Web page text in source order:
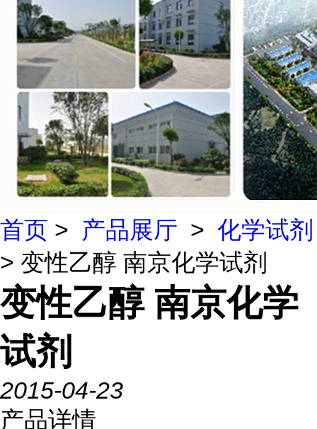
首页 > 产品展厅 > 化学试剂
> 变性乙醇 南京化学试剂
变性乙醇 南京化学
试剂
2015-04-23
产品详情